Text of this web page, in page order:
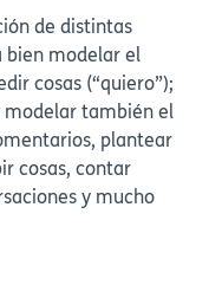
de distintas
bien modelar el
cosas (“quiero”);
modelar también el
plantear
cosas, contar
y mucho